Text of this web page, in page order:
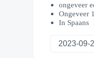
ongeveer
Ongeveer
In Spaans